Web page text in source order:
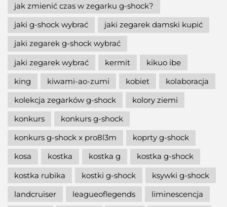
jak zmienić czas w zegarku g-shock?
jaki g-shock wybrać
jaki zegarek damski kupić
jaki zegarek g-shock wybrać
jaki zegarek wybrać
kermit
kikuo ibe
king
kiwami-ao-zumi kobiet
kolaboracja
kolekcja zegarków g-shock
kolory ziemi
konkurs
konkurs g-shock
konkurs g-shock x pro8l3m
koprty g-shock
kosa
kostka kostka g
kostka g-shock
kostka rubika
kostki g-shock
ksywki g-shock
landcruiser
leagueoflegends
liminescencja